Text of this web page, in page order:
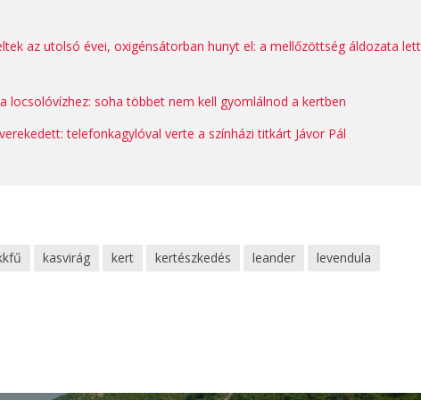
az utolsó évei, oxigénsátorban hunyt el: a mellőzöttség áldozata lett
locsolóvízhez: soha többet nem kell gyomlálnod a kertben
telefonkagylóval verte a színházi titkárt Jávor Pál
kasvirág kert kertészkedés leander
levendula